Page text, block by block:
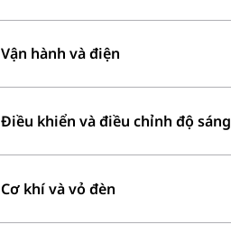
Vận hành và điện
Điều khiển và điều chỉnh độ sáng
Cơ khí và vỏ đèn